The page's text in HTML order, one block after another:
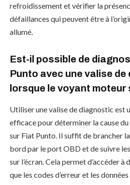
refroidissement et vérifier la
défaillances qui peuvent être à
allumé.
Est-il possible de
Punto avec une valise
lorsque le voyant moteur
Utiliser une valise de diagnostic est
efficace pour déterminer la cause
sur Fiat Punto. Il suffit de brancher
bord par le port OBD et de suivre
sur l’écran. Cela permet d’accéder
que les codes d’erreur et les